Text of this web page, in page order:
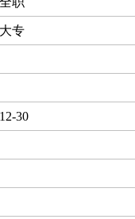
大专
12-30